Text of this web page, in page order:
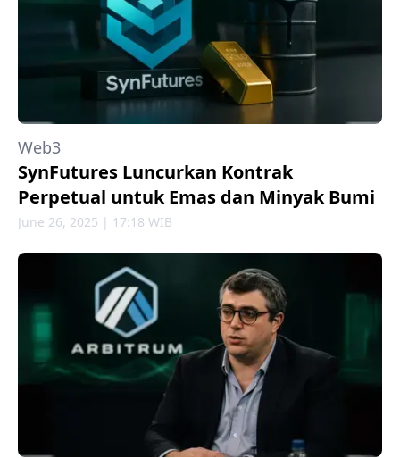
Web3
SynFutures Luncurkan Kontrak
Perpetual untuk Emas dan Minyak Bumi
June 26, 2025 | 17:18 WIB